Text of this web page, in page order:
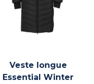
Veste longue
Essential Winter